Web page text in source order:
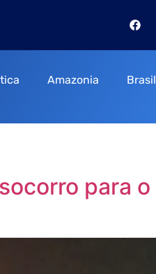
Amazonia Brasil
para o